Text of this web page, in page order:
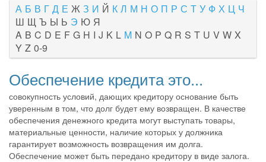
А Б В Г Д Е Ж З И Й К Л М Н О П Р С Т У Ф Х Ц Ч
Ш Щ Ъ Ы Ь Э Ю Я
A B C D E F G H I J K L M N O P Q R S T U V W X
Y Z 0-9
Обеспечение кредита это...
совокупность условий, дающих кредитору основание быть
уверенным в том, что долг будет ему возвращен. В качестве
обеспечения денежного кредита могут выступать товары,
материальные ценности, наличие которых у должника
гарантирует возможность возвращения им долга.
Обеспечение может быть передано кредитору в виде залога.